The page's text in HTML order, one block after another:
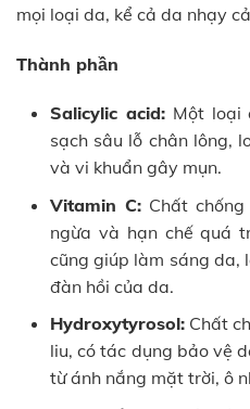
mọi loại da, kể cả da nhạy
Thành phần
Salicylic acid:Một loại
sạch sâu lỗ chân lông,
và vi khuẩn gây mụn.
Vitamin C:Chất chống
ngừa và hạn chế quá
cũng giúp làm sáng da,
đàn hồi của da.
Hydroxytyrosol:Chất
liu, có tác dụng bảo vệ
từ ánh nắng mặt trời, ô